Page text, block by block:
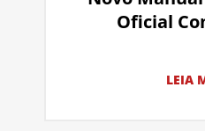
Oficial
LEIA